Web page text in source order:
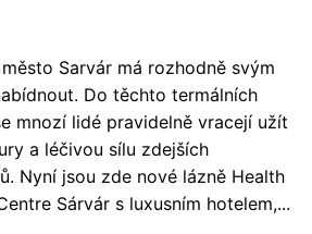
Sarvár má rozhodně svým
Do těchto termálních
mnozí lidé pravidelně vracejí užít
a léčivou sílu zdejších
Nyní jsou zde nové lázně Health
Sárvár s luxusním hotelem,...